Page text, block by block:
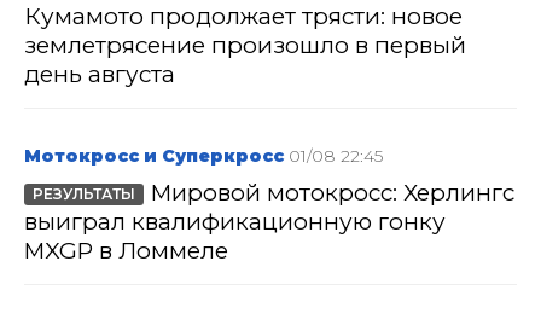
Кумамото продолжает трясти: новое
землетрясение произошло в первый
день августа
Мотокросс и Суперкросс 01/08 22:45
РЕЗУЛЬТАТЫ
Мировой мотокросс: Херлингс
выиграл квалификационную гонку
MXGP в Ломмеле